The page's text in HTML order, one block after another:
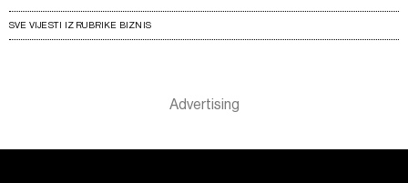
SVE VIJESTI IZ RUBRIKE BIZNIS